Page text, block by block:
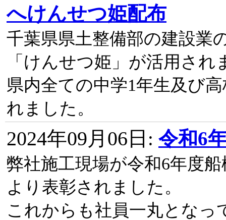
へけんせつ姫配布
千葉県県土整備部の建設業
「けんせつ姫」が活用され
県内全ての中学1年生及び
れました。
2024年09月06日 : 令和6
弊社施工現場が令和6年度
より表彰されました。
これからも社員一丸となっ